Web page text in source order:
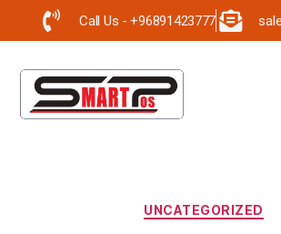
Call Us - +96891423777
UNCATEGORIZED